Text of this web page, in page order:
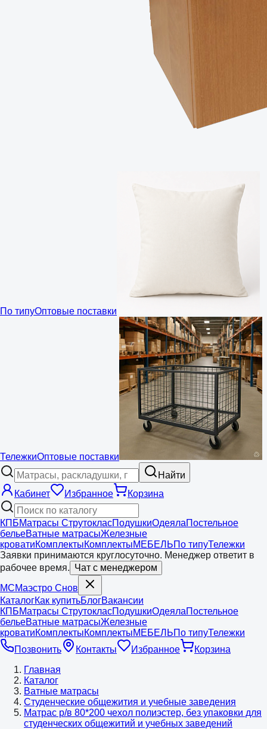
По типуОптовые поставки
ТележкиОптовые поставки
Найти
Кабинет
Избранное Корзина
КПБМатрасы СтрутокласПодушкиОдеялаПостельное
бельеВатные матрасыЖелезные
кроватиКомплектыКомплектыМЕБЕЛЬПо типуТележки
Заявки принимаются круглосуточно. Менеджер ответит в
рабочее время. Чат с менеджером
МСМаэстро Снов
КаталогКак купитьБлогВакансии
КПБМатрасы СтрутокласПодушкиОдеялаПостельное
бельеВатные матрасыЖелезные
кроватиКомплектыКомплектыМЕБЕЛЬПо типуТележки
Позвонить
Контакты Избранное
Корзина
Главная
Каталог
Ватные матрасы
Студенческие общежития и учебные заведения
Матрас р/в 80*200 чехол полиэстер, без упаковки для
студенческих общежитий и учебных заведений